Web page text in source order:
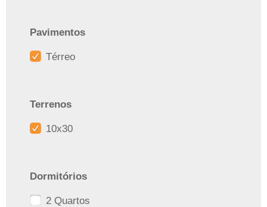
Pavimentos
Térreo
Terrenos
10x30
Dormitórios
2 Quartos